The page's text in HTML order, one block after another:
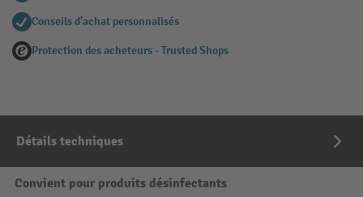
Conseils d'achat personnalisés
Protection des acheteurs - Trusted Shops
Détails techniques
Convient pour produits désinfectants